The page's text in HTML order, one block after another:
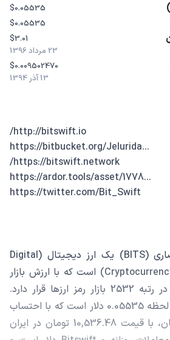
$0.05535
$0.05535
$3.01
23 مرداد 1396
$0.009502470
13 آذر 1394
http://bitswift.io/
...https://bitbucket.org/Jelurida
https://bitswift.network/
...https://ardor.tools/asset/1778
https://twitter.com/Bit_Swift
Bitswift با نماد اختصاری (BITS) یک ارز دیجیتال (Digital
Currency) یا رمزارز (Cryptocurrency) است که با ارزش بازار
حدود 215,021.48 دلار در رتبه 2532 بازار رمز ارزها قرار دارد.
قیمت Bitswift در این لحظه 0.05535 دلار است که با احتساب
قیمت تتر 0.9988 تومان، با قیمت 10,536.48 تومان در ایران